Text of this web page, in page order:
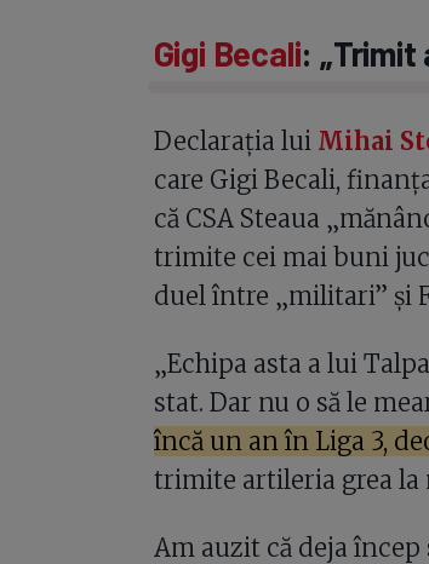
Gigi Becali:
Declarația lui Mihai
care Gigi Becali,
că CSA Steaua
trimite cei mai buni
duel între „militari” și
„Echipa asta a lui
stat. Dar nu o să le
încă un an în Liga 3,
trimite artileria grea la
Am auzit că deja încep